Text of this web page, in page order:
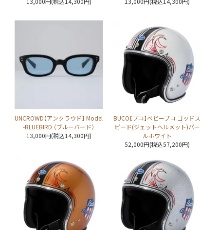
UNCROWD【アンクラウド】 Model
-BLUEBIRD （ブルーバード）
13,000円(税込14,300円)
BUCO【ブコ】ベビーブコ ゴッドス
ピード(ジェットヘルメット)パー
ルホワイト
52,000円(税込57,200円)